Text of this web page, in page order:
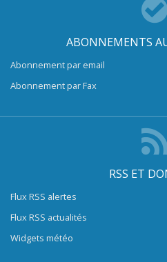
ABONNEMENTS
Abonnement par email
Abonnement par Fax
RSS ET
Flux RSS alertes
Flux RSS actualités
Widgets météo